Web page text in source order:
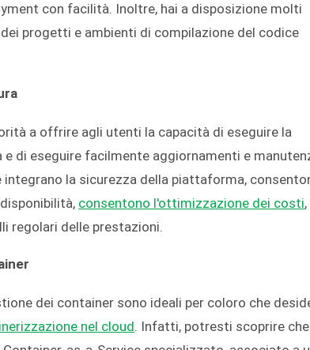
con facilità. Inoltre, hai a disposizione molti
progetti e ambienti di compilazione del codice
a offrire agli utenti la capacità di eseguire la
di eseguire facilmente aggiornamenti e
la sicurezza della piattaforma,
consentono l'ottimizzazione dei costi
regolari delle prestazioni.
dei container sono ideali per coloro che
nel cloud . Infatti, potresti scoprire che